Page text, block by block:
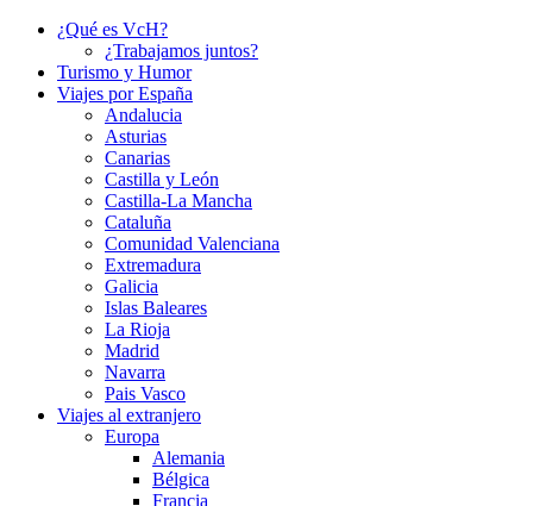
¿Qué es VcH?
¿Trabajamos juntos?
Turismo y Humor
Viajes por España
Andalucia
Asturias
Canarias
Castilla y León
Castilla-La Mancha
Cataluña
Comunidad Valenciana
Extremadura
Galicia
Islas Baleares
La Rioja
Madrid
Navarra
Pais Vasco
Viajes al extranjero
Europa
Alemania
Bélgica
Francia